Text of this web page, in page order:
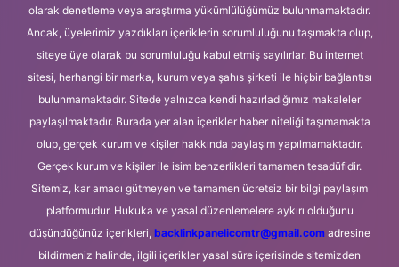
olarak denetleme veya araştırma yükümlülüğümüz bulunmamaktadır.
Ancak, üyelerimiz yazdıkları içeriklerin sorumluluğunu taşımakta olup,
siteye üye olarak bu sorumluluğu kabul etmiş sayılırlar. Bu internet
sitesi, herhangi bir marka, kurum veya şahıs şirketi ile hiçbir bağlantısı
bulunmamaktadır. Sitede yalnızca kendi hazırladığımız makaleler
paylaşılmaktadır. Burada yer alan içerikler haber niteliği taşımamakta
olup, gerçek kurum ve kişiler hakkında paylaşım yapılmamaktadır.
Gerçek kurum ve kişiler ile isim benzerlikleri tamamen tesadüfidir.
Sitemiz, kar amacı gütmeyen ve tamamen ücretsiz bir bilgi paylaşım
platformudur. Hukuka ve yasal düzenlemelere aykırı olduğunu
düşündüğünüz içerikleri, backlinkpanelicomtr@gmail.comadresine
bildirmeniz halinde, ilgili içerikler yasal süre içerisinde sitemizden